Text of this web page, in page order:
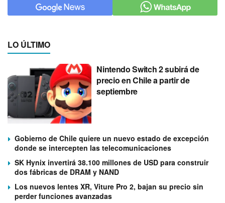
LO ÚLTIMO
Nintendo Switch 2 subirá de
precio en Chile a partir de
septiembre
Gobierno de Chile quiere un nuevo estado de excepción
donde se intercepten las telecomunicaciones
SK Hynix invertirá 38.100 millones de USD para construir
dos fábricas de DRAM y NAND
Los nuevos lentes XR, Viture Pro 2, bajan su precio sin
perder funciones avanzadas